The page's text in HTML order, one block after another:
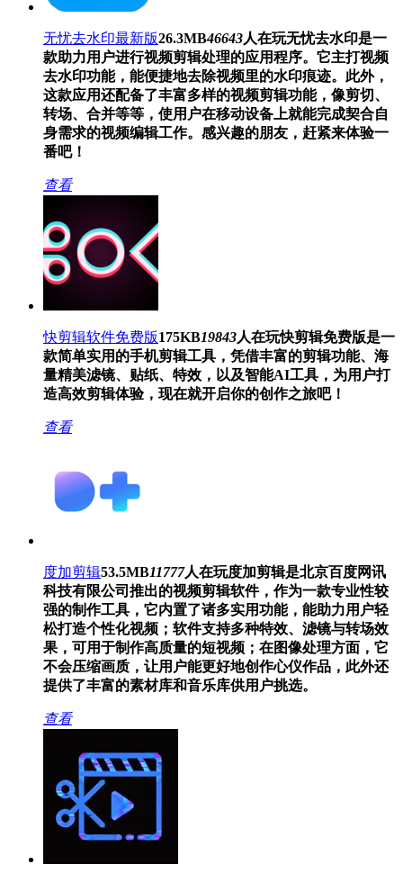
无忧去水印最新版26.3MB46643人在玩无忧去水印是一
款助力用户进行视频剪辑处理的应用程序。它主打视频
去水印功能，能便捷地去除视频里的水印痕迹。此外，
这款应用还配备了丰富多样的视频剪辑功能，像剪切、
转场、合并等等，使用户在移动设备上就能完成契合自
身需求的视频编辑工作。感兴趣的朋友，赶紧来体验一
番吧！
查看
快剪辑软件免费版175KB19843人在玩快剪辑免费版是一
款简单实用的手机剪辑工具，凭借丰富的剪辑功能、海
量精美滤镜、贴纸、特效，以及智能AI工具，为用户打
造高效剪辑体验，现在就开启你的创作之旅吧！
查看
度加剪辑53.5MB11777人在玩度加剪辑是北京百度网讯
科技有限公司推出的视频剪辑软件，作为一款专业性较
强的制作工具，它内置了诸多实用功能，能助力用户轻
松打造个性化视频；软件支持多种特效、滤镜与转场效
果，可用于制作高质量的短视频；在图像处理方面，它
不会压缩画质，让用户能更好地创作心仪作品，此外还
提供了丰富的素材库和音乐库供用户挑选。
查看